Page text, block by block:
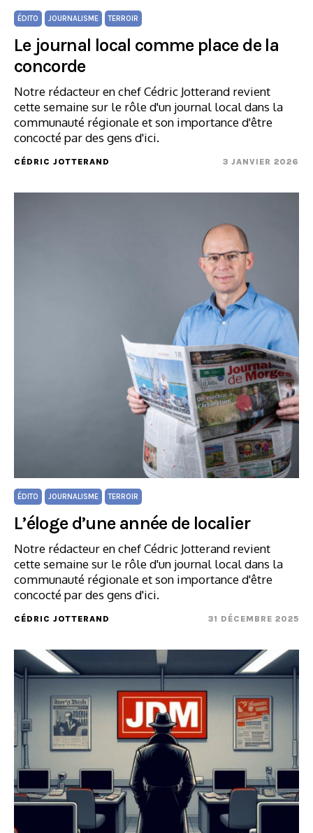
ÉDITO JOURNALISME TERROIR
Le journal local comme place de la
concorde
Notre rédacteur en chef Cédric Jotterand revient
cette semaine sur le rôle d'un journal local dans la
communauté régionale et son importance d'être
concocté par des gens d'ici.
CÉDRIC JOTTERAND 3 JANVIER 2026
ÉDITO JOURNALISME TERROIR
L’éloge d’une année de localier
Notre rédacteur en chef Cédric Jotterand revient
cette semaine sur le rôle d'un journal local dans la
communauté régionale et son importance d'être
concocté par des gens d'ici.
CÉDRIC JOTTERAND 31 DÉCEMBRE 2025